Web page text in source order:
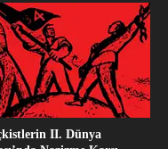
II. Dünya